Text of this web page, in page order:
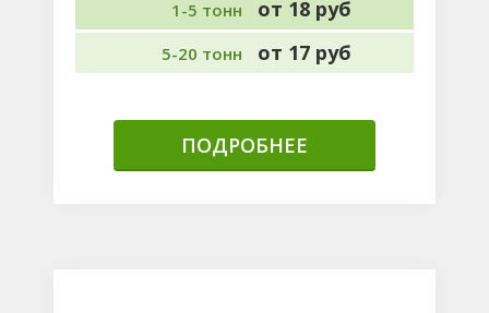
1-5 тонн от 18 руб
5-20 тонн от 17 руб
ПОДРОБНЕЕ